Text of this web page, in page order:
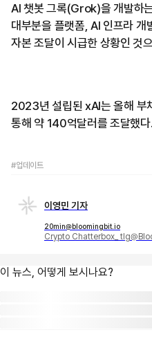
AI 챗봇 그록(Grok)을 개발하
대부분을 플랫폼, AI 인프라 개
자본 조달이 시급한 상황인 것
2023년 설립된 xAI는 올해 부
통해 약 140억달러를 조달했다.
#업데이트
이영민 기자
20min@bloomingbit.io
Crypto Chatterbox_
이 뉴스, 어떻게 보시나요?